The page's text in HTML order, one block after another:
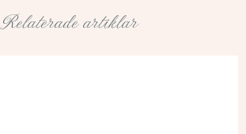
Relaterade artiklar